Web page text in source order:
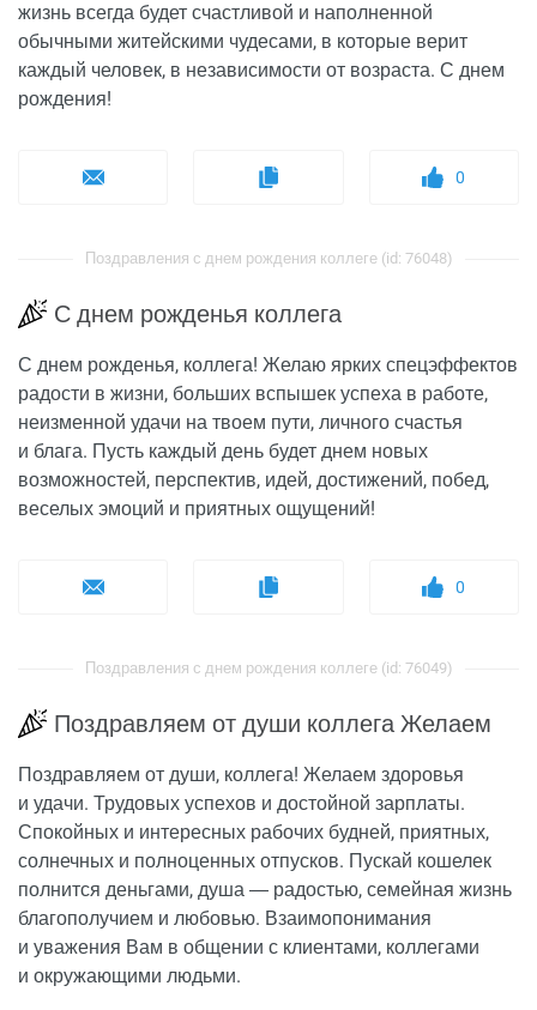
жизнь всегда будет счастливой и наполненной
обычными житейскими чудесами, в которые верит
каждый человек, в независимости от возраста. С днем
рождения!
0
Поздравления с днем рождения коллеге (id: 76048)
С днем рожденья коллега
С днем рожденья, коллега! Желаю ярких спецэффектов
радости в жизни, больших вспышек успеха в работе,
неизменной удачи на твоем пути, личного счастья
и блага. Пусть каждый день будет днем новых
возможностей, перспектив, идей, достижений, побед,
веселых эмоций и приятных ощущений!
0
Поздравления с днем рождения коллеге (id: 76049)
Поздравляем от души коллега Желаем
Поздравляем от души, коллега! Желаем здоровья
и удачи. Трудовых успехов и достойной зарплаты.
Спокойных и интересных рабочих будней, приятных,
солнечных и полноценных отпусков. Пускай кошелек
полнится деньгами, душа ― радостью, семейная жизнь
благополучием и любовью. Взаимопонимания
и уважения Вам в общении с клиентами, коллегами
и окружающими людьми.